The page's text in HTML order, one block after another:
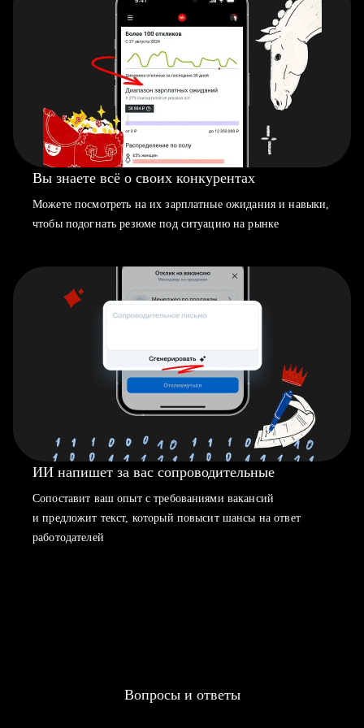
Вы знаете всё о своих конкурентах
Можете посмотреть на их зарплатные ожидания и навыки,
чтобы подогнать резюме под ситуацию на рынке
ИИ напишет за вас сопроводительные
Сопоставит ваш опыт с требованиями вакансий
и предложит текст, который повысит шансы на ответ
работодателей
Вопросы и ответы